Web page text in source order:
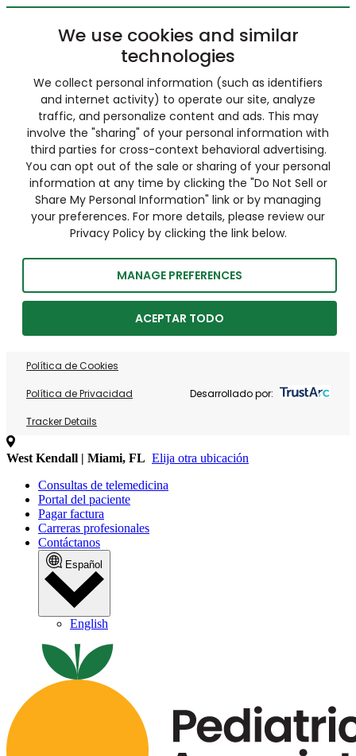
We use cookies and similar
technologies
We collect personal information (such as identifiers
and internet activity) to operate our site, analyze
traffic, and personalize content and ads. This may
involve the "sharing" of your personal information with
third parties for cross-context behavioral advertising.
You can opt out of the sale or sharing of your personal
information at any time by clicking the "Do Not Sell or
Share My Personal Information" link or by managing
your preferences. For more details, please review our
Privacy Policy by clicking the link below.
MANAGE PREFERENCES
ACEPTAR TODO
Política de Cookies
Política de Privacidad
Tracker Details
Desarrollado por:
West Kendall | Miami, FL Elija otra ubicación
Consultas de telemedicina
Portal del paciente
Pagar factura
Carreras profesionales
Contáctanos
Español
English